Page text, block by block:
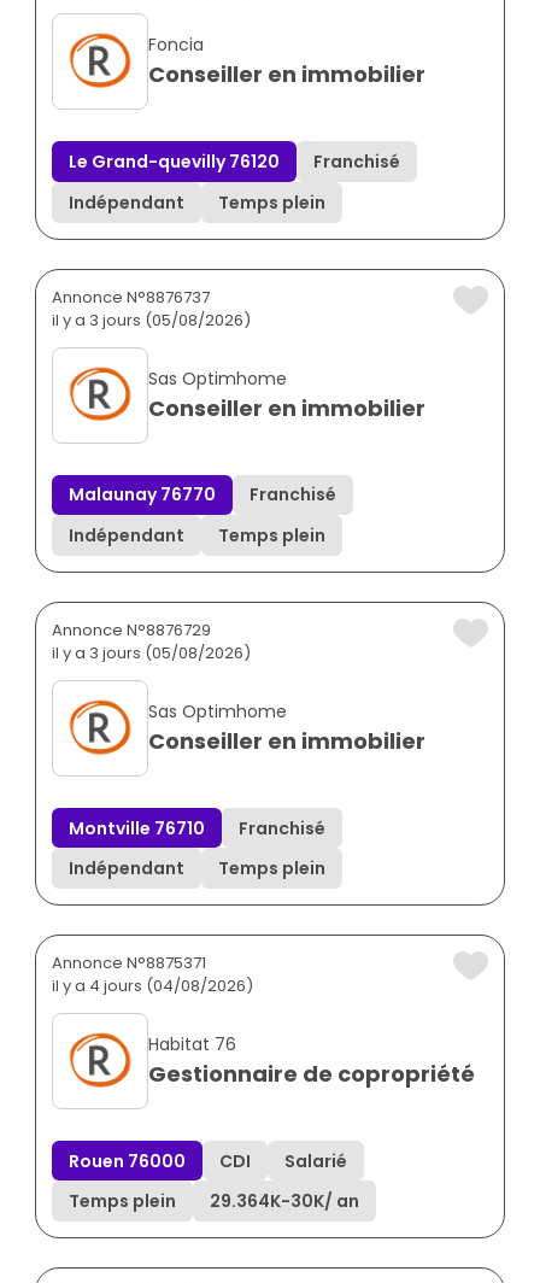
Foncia
Conseiller en immobilier
Le Grand-quevilly 76120
Franchisé
Indépendant
Temps plein
Annonce N°8876737
il y a 3 jours (05/08/2026)
Sas Optimhome
Conseiller en immobilier
Malaunay 76770
Franchisé
Indépendant
Temps plein
Annonce N°8876729
il y a 3 jours (05/08/2026)
Sas Optimhome
Conseiller en immobilier
Montville 76710
Franchisé
Indépendant
Temps plein
Annonce N°8875371
il y a 4 jours (04/08/2026)
Habitat 76
Gestionnaire de copropriété
Rouen 76000 CDI
Salarié
Temps plein
29.364K-30K/ an